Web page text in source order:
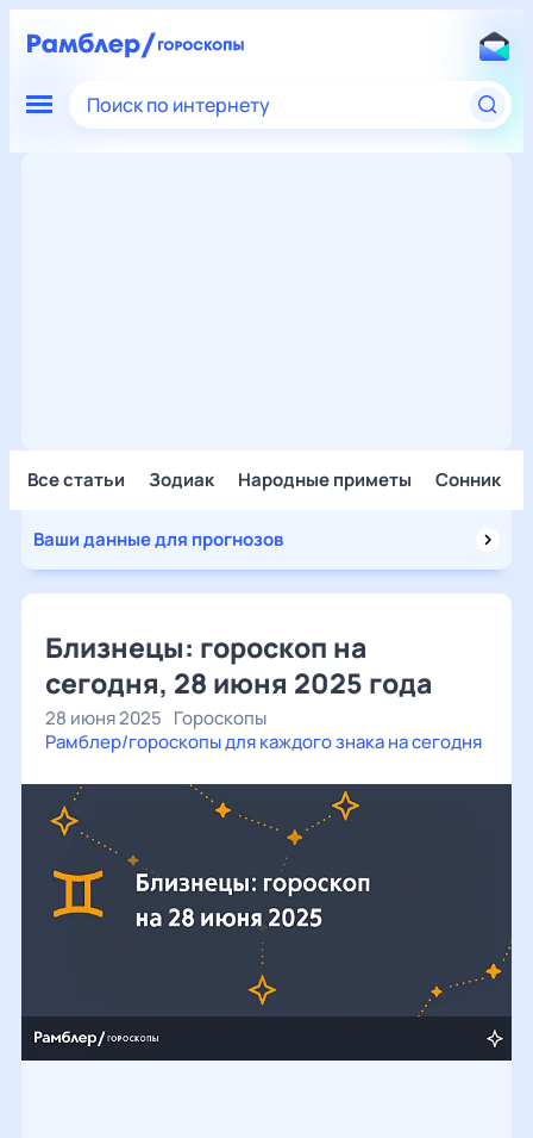
Поиск по интернету
Все статьи Зодиак Народные приметы Сонник
Ваши данные для прогнозов
Близнецы: гороскоп на
сегодня, 28 июня 2025 года
28 июня 2025 Гороскопы
Рамблер/гороскопы для каждого знака на сегодня